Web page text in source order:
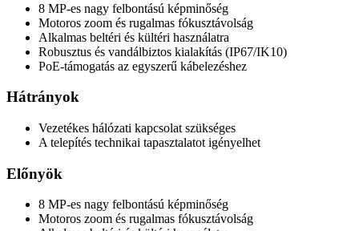
8 MP-es nagy felbontású képminőség
Motoros zoom és rugalmas fókusztávolság
Alkalmas beltéri és kültéri használatra
Robusztus és vandálbiztos kialakítás (IP67/IK10)
PoE-támogatás az egyszerű kábelezéshez
Hátrányok
Vezetékes hálózati kapcsolat szükséges
A telepítés technikai tapasztalatot igényelhet
Előnyök
8 MP-es nagy felbontású képminőség
Motoros zoom és rugalmas fókusztávolság